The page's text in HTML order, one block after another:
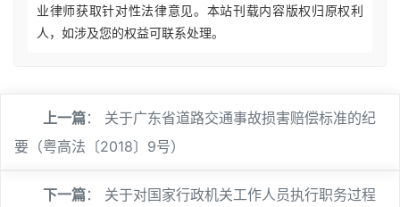
业律师获取针对性法律意见。本站刊载内容版权归原权利
人，如涉及您的权益可联系处理。
上一篇： 关于广东省道路交通事故损害赔偿标准的纪
要（粤高法〔2018〕9号）
下一篇： 关于对国家行政机关工作人员执行职务过程